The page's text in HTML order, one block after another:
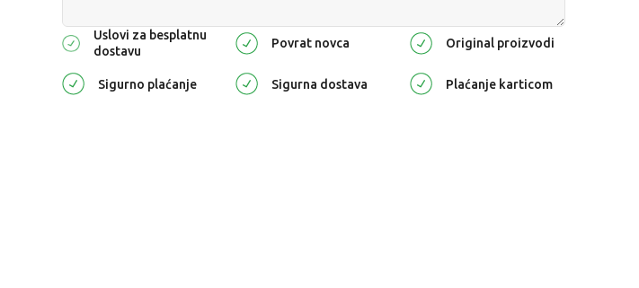
Uslovi za besplatnu
dostavu
Povrat novca Original proizvodi
Sigurno plaćanje Sigurna dostava Plaćanje karticom